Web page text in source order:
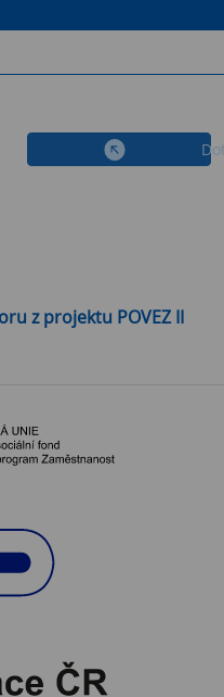
z projektu POVEZ II